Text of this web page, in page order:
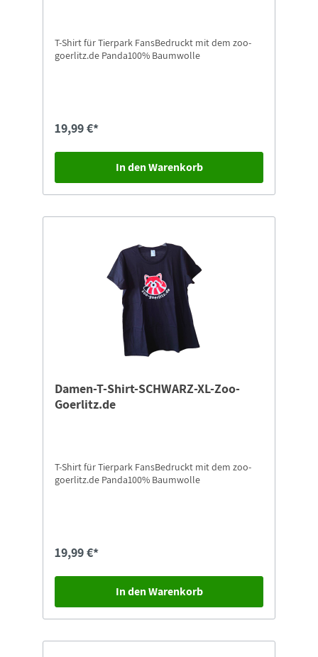
T-Shirt für Tierpark FansBedruckt mit dem zoo-
goerlitz.de Panda100% Baumwolle
19,99 €*
In den Warenkorb
Damen-T-Shirt-SCHWARZ-XL-Zoo-
Goerlitz.de
T-Shirt für Tierpark FansBedruckt mit dem zoo-
goerlitz.de Panda100% Baumwolle
19,99 €*
In den Warenkorb